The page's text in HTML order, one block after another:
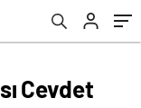
Cevdet